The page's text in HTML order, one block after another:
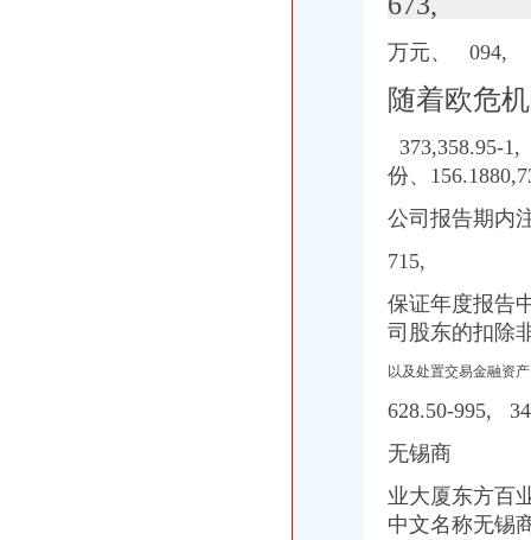
做联通代理商办了营业执照店里所有卖出去的产品都需要交税吗？或者
今年淘汰2.73万台标车每辆车高可获3600元补贴-上游新闻汇聚向
原告重庆方塔纳迪汽车饰品有限公司诉被告重庆市明远橡塑模具有限
重庆出台2016年至2017年主城区标车提前淘汰市级财政励补贴实
广东天图物流股份有限公司法律意见书_天图物流（）_公告正文
[公告]渝开发：拟转让重庆渝开发珊瑚置业有限公司股权项目资产评估
【重庆省双凤桥街道陶瓷变杯印机器厂家】价格,厂家,图片,
招商银行--渝开发（000514）拟转让股权项目资产评估报告书
重点关注|重庆出台主城标车提前淘汰补贴细则期限至今年底_搜狐
中国对外经济贸易文告（2008年第二十八期）-人文社科区-经济学家
万元、 094,
随着欧危
373,358.95-
份、156.1880,
公司报告期内
715,
保证年度报告
司股东的扣除
以及处置交易金融资
628.50-995,
无锡商
业大厦东方百
中文名称无锡